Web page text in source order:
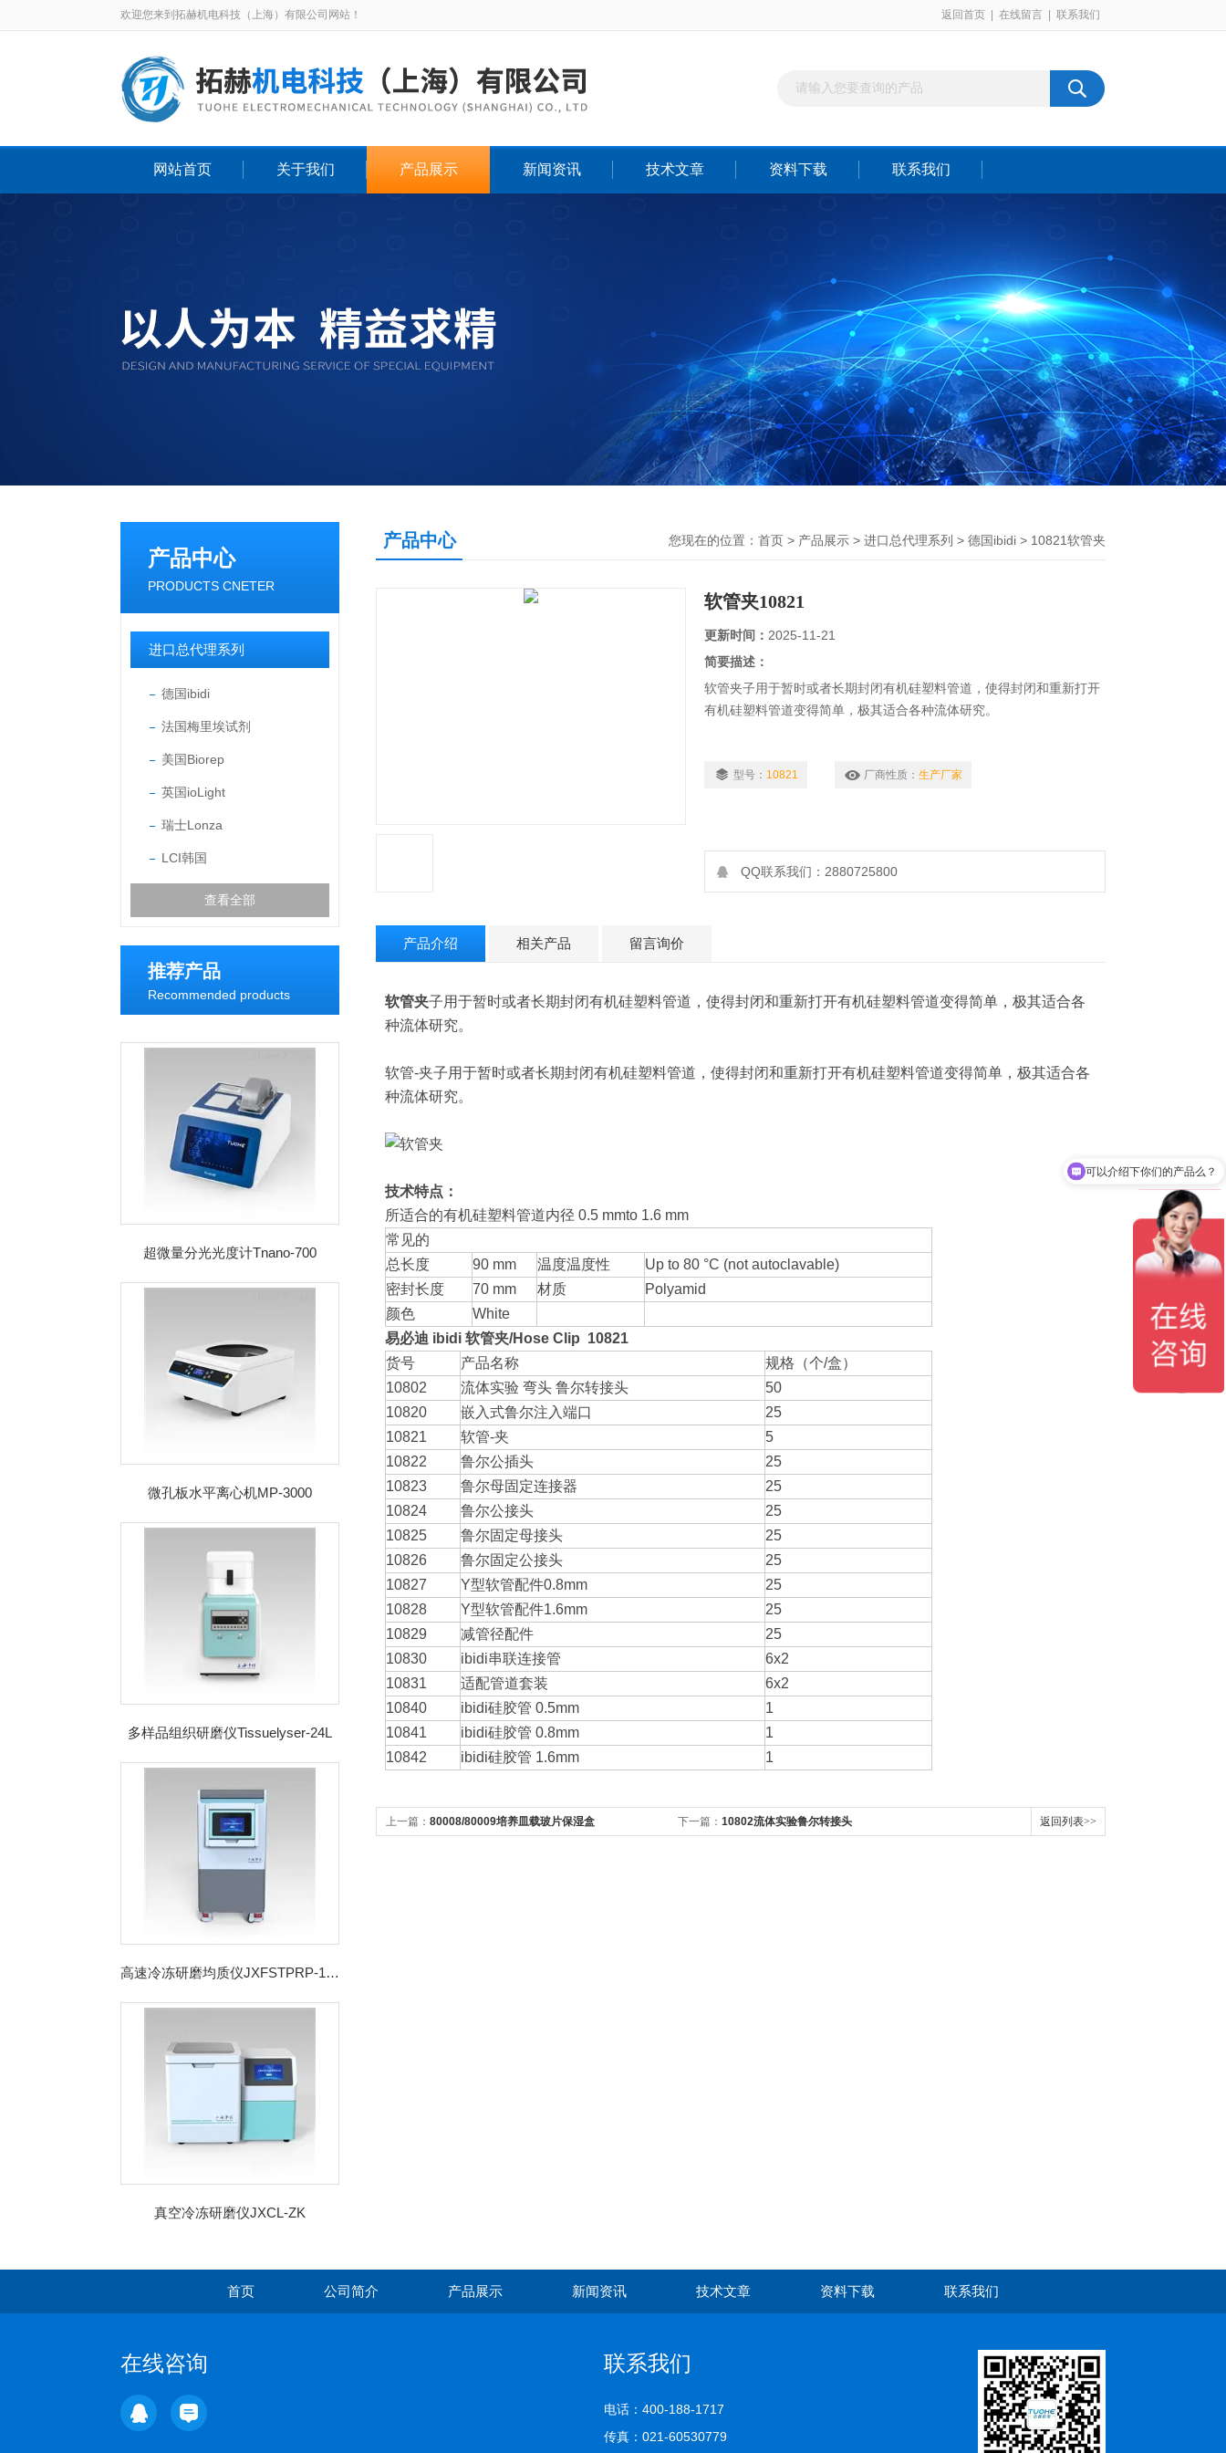
欢迎您来到拓赫机电科技（上海）有限公司网站！ 返回首页 在线留言 联系我们
网站首页 关于我们 产品展示 新闻资讯 技术文章 资料下载 联系我们
产品中心
PRODUCTS CNETER
进口总代理系列
德国ibidi
法国梅里埃试剂
美国Biorep
英国ioLight
瑞士Lonza
LCI韩国
查看全部
推荐产品
Recommended products
超微量分光光度计Tnano-700
微孔板水平离心机MP-3000
多样品组织研磨仪Tissuelyser-24L
高速冷冻研磨均质仪JXFSTPRP-192CL
真空冷冻研磨仪JXCL-ZK
产品中心 您现在的位置： 首页 > 产品展示 > 进口总代理系列 > 德国ibidi > 10821软管夹
软管夹10821
更新时间： 2025-11-21
简要描述：
软管夹子用于暂时或者长期封闭有机硅塑料管道，使得封闭和重新打开
有机硅塑料管道变得简单，极其适合各种流体研究。
型号： 10821 厂商性质： 生产厂家
QQ联系我们：2880725800
产品介绍 相关产品 留言询价
软管夹子用于暂时或者长期封闭有机硅塑料管道，使得封闭和重新打开有机硅塑料管道变得简单，极其适合各
种流体研究。
软管-夹子用于暂时或者长期封闭有机硅塑料管道， 使得封闭和重新打开有机硅塑料管道变得简单， 极其适合各
种流体研究。
技术特点：
所适合的有机硅塑料管道内径 0.5 mmto 1.6 mm
常见的
总长度
90 mm 温度温度性
Up to 80 °C (not autoclavable)
密封长度
70 mm 材质
Polyamid
颜色
White
易必迪 ibidi 软管夹/Hose Clip 10821
货号
产品名称
规格（个/盒）
10802
流体实验 弯头 鲁尔转接头
50
10820
嵌入式鲁尔注入端口
25
10821
软管-夹
5
10822
鲁尔公插头
25
10823
鲁尔母固定连接器
25
10824
鲁尔公接头
25
10825
鲁尔固定母接头
25
10826
鲁尔固定公接头
25
10827
Y型软管配件0.8mm
25
10828
Y型软管配件1.6mm
25
10829
减管径配件
25
10830
ibidi串联连接管
6x2
10831
适配管道套装
6x2
10840
ibidi硅胶管 0.5mm
1
10841
ibidi硅胶管 0.8mm
1
10842
ibidi硅胶管 1.6mm 1
上一篇： 80008/80009培养皿载玻片保湿盒 下一篇： 10802流体实验鲁尔转接头 返回列表>>
首页 公司简介 产品展示 新闻资讯 技术文章 资料下载 联系我们
在线咨询 联系我们
电话：400-188-1717
传真：021-60530779
可以介绍下你们的产品么？